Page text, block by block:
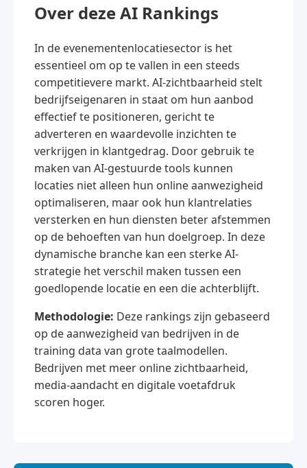
Over deze AI Rankings
In de evenementenlocatiesector is het
essentieel om op te vallen in een steeds
competitievere markt. AI-zichtbaarheid stelt
bedrijfseigenaren in staat om hun aanbod
effectief te positioneren, gericht te
adverteren en waardevolle inzichten te
verkrijgen in klantgedrag. Door gebruik te
maken van AI-gestuurde tools kunnen
locaties niet alleen hun online aanwezigheid
optimaliseren, maar ook hun klantrelaties
versterken en hun diensten beter afstemmen
op de behoeften van hun doelgroep. In deze
dynamische branche kan een sterke AI-
strategie het verschil maken tussen een
goedlopende locatie en een die achterblijft.
Methodologie: Deze rankings zijn gebaseerd
op de aanwezigheid van bedrijven in de
training data van grote taalmodellen.
Bedrijven met meer online zichtbaarheid,
media-aandacht en digitale voetafdruk
scoren hoger.